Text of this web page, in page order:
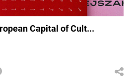
Capital of Cult...